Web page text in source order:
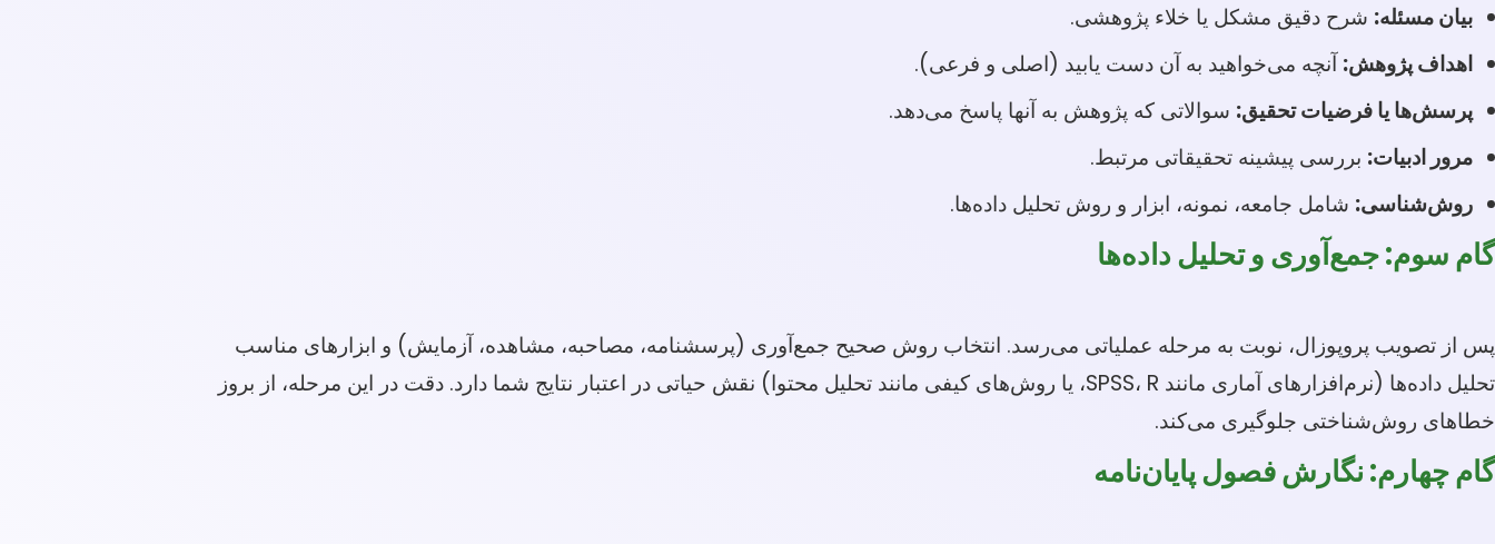
بیان مسئله: شرح دقیق مشکل یا خلاء پژوهشی.
اهداف پژوهش:آنچه می‌خواهید به آن دست یابید (اصلی و فرعی).
پرسش‌ها یا فرضیات تحقیق: سوالاتی که پژوهش به آنها پاسخ می‌دهد.
مرور ادبیات: بررسی پیشینه تحقیقاتی مرتبط.
روش‌شناسی: شامل جامعه، نمونه، ابزار و روش تحلیل داده‌ها.
گام سوم: جمع‌آوری و تحلیل داده‌ها
پس از تصویب پروپوزال، نوبت به مرحله عملیاتی می‌رسد. انتخاب روش صحیح جمع‌آوری (پرسشنامه، مصاحبه، مشاهده، آزمایش) و ابزارهای مناسب
تحلیل داده‌ها (نرم‌افزارهای آماری مانند SPSS، R، یا روش‌های کیفی مانند تحلیل محتوا) نقش حیاتی در اعتبار نتایج شما دارد. دقت در این مرحله، از بروز
خطاهای روش‌شناختی جلوگیری می‌کند.
گام چهارم: نگارش فصول پایان‌نامه